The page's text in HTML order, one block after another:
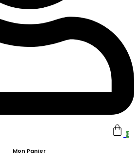
0
Mon Panier